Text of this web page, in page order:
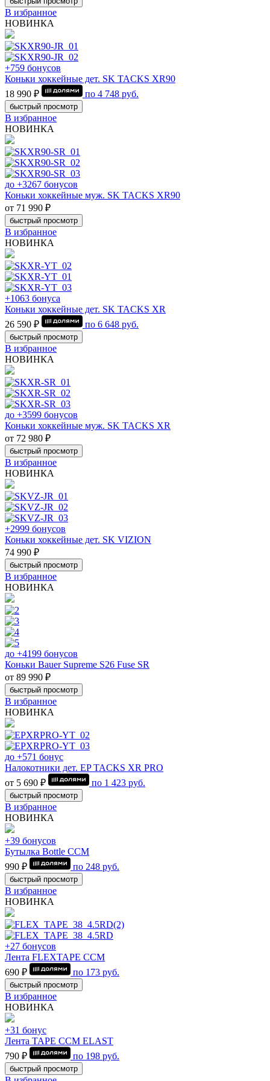
В избранное
НОВИНКА
+759 бонусов
Коньки хоккейные дет. SK TACKS XR90
18 990 ₽
по 4 748 руб.
быстрый просмотр
В избранное
НОВИНКА
до +3267 бонусов
Коньки хоккейные муж. SK TACKS XR90
от 71 990 ₽
быстрый просмотр
В избранное
НОВИНКА
+1063 бонуса
Коньки хоккейные дет. SK TACKS XR
26 590 ₽
по 6 648 руб.
быстрый просмотр
В избранное
НОВИНКА
до +3599 бонусов
Коньки хоккейные муж. SK TACKS XR
от 72 980 ₽
быстрый просмотр
В избранное
НОВИНКА
+2999 бонусов
Коньки хоккейные дет. SK VIZION
74 990 ₽
быстрый просмотр
В избранное
НОВИНКА
до +4199 бонусов
Коньки Bauer Supreme S26 Fuse SR
от 89 990 ₽
быстрый просмотр
В избранное
НОВИНКА
до +571 бонус
Налокотники дет. EP TACKS XR PRO
от 5 690 ₽
по 1 423 руб.
быстрый просмотр
В избранное
НОВИНКА
+39 бонусов
Бутылка Bottle CCM
990 ₽
по 248 руб.
быстрый просмотр
В избранное
НОВИНКА
+27 бонусов
Лента FLEXTAPE CCM
690 ₽
по 173 руб.
быстрый просмотр
В избранное
НОВИНКА
+31 бонус
Лента TAPE CCM ELAST
790 ₽
по 198 руб.
быстрый просмотр